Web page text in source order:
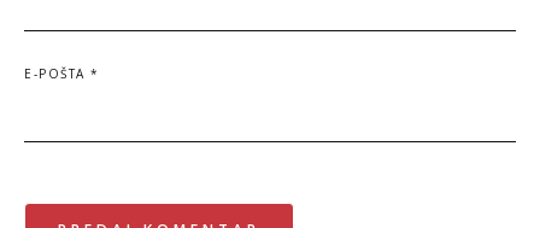
E-POŠTA *